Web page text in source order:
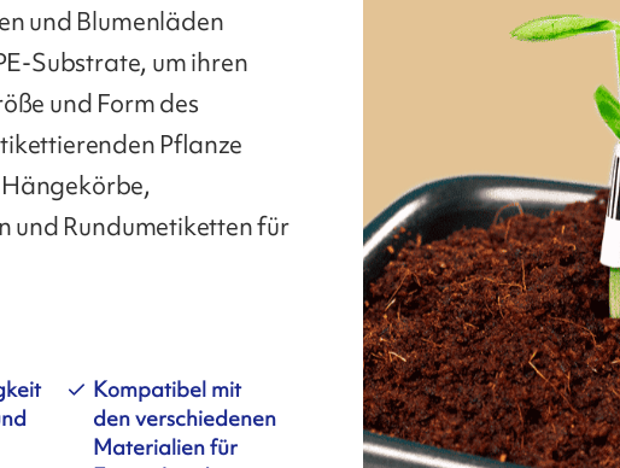
und Blumenläden
Substrate, um ihren
und Form des
Pflanze
und Rundumetiketten für
Kompatibel mit
den verschiedenen
Materialien für